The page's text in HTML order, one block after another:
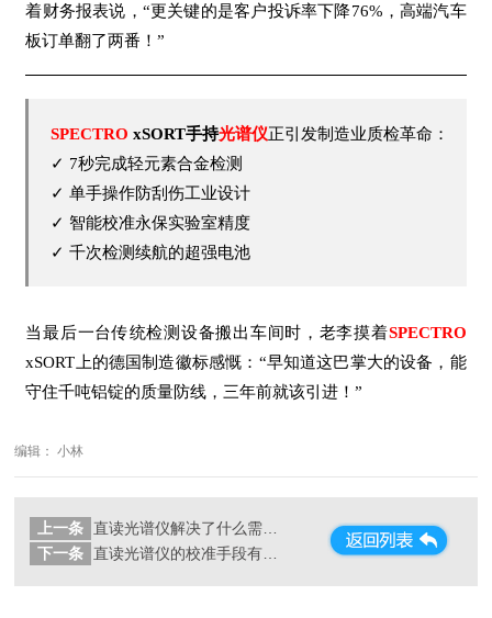
着财务报表说，“更关键的是客户投诉率下降76%，高端汽车
板订单翻了两番！”
SPECTRO xSORT手持光谱仪正引发制造业质检革命：
✓ 7秒完成轻元素合金检测
✓ 单手操作防刮伤工业设计
✓ 智能校准永保实验室精度
✓ 千次检测续航的超强电池
当最后一台传统检测设备搬出车间时，老李摸着SPECTRO
xSORT上的德国制造徽标感慨：“早知道这巴掌大的设备，能
守住千吨铝锭的质量防线，三年前就该引进！”
编辑： 小林
上一条
直读光谱仪解决了什么需求？
下一条